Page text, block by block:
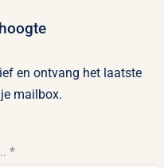
en ontvang het laatste
mailbox.